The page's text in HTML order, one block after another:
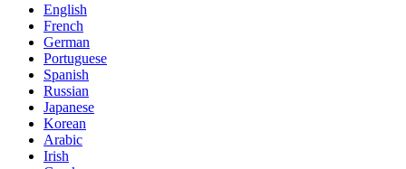
English
French
German
Portuguese
Spanish
Russian
Japanese
Korean
Arabic
Irish